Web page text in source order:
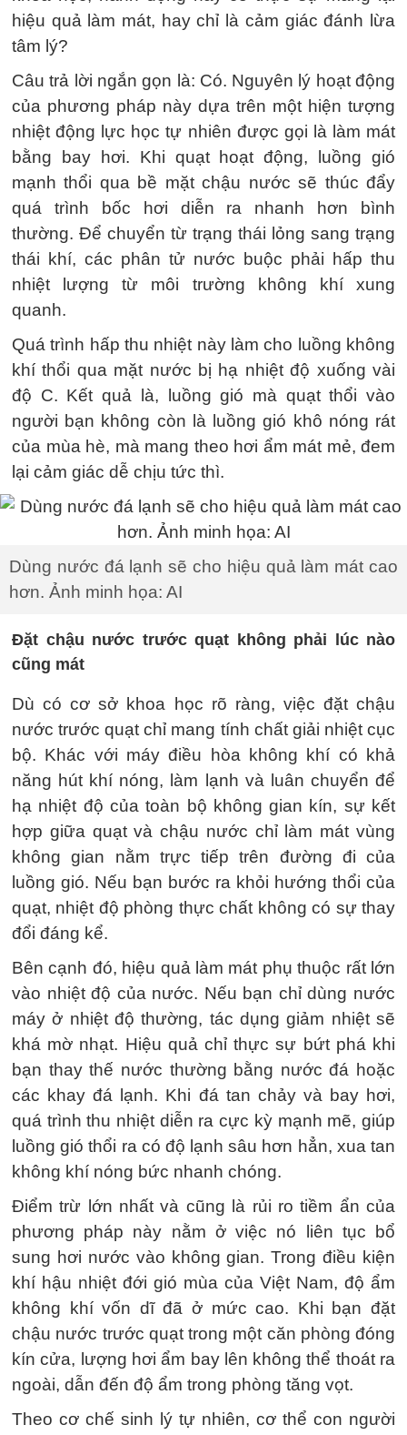
hiệu quả làm mát, hay chỉ là cảm giác đánh lừa
tâm lý?
Câu trả lời ngắn gọn là: Có. Nguyên lý hoạt động
của phương pháp này dựa trên một hiện tượng
nhiệt động lực học tự nhiên được gọi là làm mát
bằng bay hơi. Khi quạt hoạt động, luồng gió
mạnh thổi qua bề mặt chậu nước sẽ thúc đẩy
quá trình bốc hơi diễn ra nhanh hơn bình
thường. Để chuyển từ trạng thái lỏng sang trạng
thái khí, các phân tử nước buộc phải hấp thu
nhiệt lượng từ môi trường không khí xung
quanh.
Quá trình hấp thu nhiệt này làm cho luồng không
khí thổi qua mặt nước bị hạ nhiệt độ xuống vài
độ C. Kết quả là, luồng gió mà quạt thổi vào
người bạn không còn là luồng gió khô nóng rát
của mùa hè, mà mang theo hơi ẩm mát mẻ, đem
lại cảm giác dễ chịu tức thì.
Dùng nước đá lạnh sẽ cho hiệu quả làm mát cao
hơn. Ảnh minh họa: AI
Đặt chậu nước trước quạt không phải lúc nào
cũng mát
Dù có cơ sở khoa học rõ ràng, việc đặt chậu
nước trước quạt chỉ mang tính chất giải nhiệt cục
bộ. Khác với máy điều hòa không khí có khả
năng hút khí nóng, làm lạnh và luân chuyển để
hạ nhiệt độ của toàn bộ không gian kín, sự kết
hợp giữa quạt và chậu nước chỉ làm mát vùng
không gian nằm trực tiếp trên đường đi của
luồng gió. Nếu bạn bước ra khỏi hướng thổi của
quạt, nhiệt độ phòng thực chất không có sự thay
đổi đáng kể.
Bên cạnh đó, hiệu quả làm mát phụ thuộc rất lớn
vào nhiệt độ của nước. Nếu bạn chỉ dùng nước
máy ở nhiệt độ thường, tác dụng giảm nhiệt sẽ
khá mờ nhạt. Hiệu quả chỉ thực sự bứt phá khi
bạn thay thế nước thường bằng nước đá hoặc
các khay đá lạnh. Khi đá tan chảy và bay hơi,
quá trình thu nhiệt diễn ra cực kỳ mạnh mẽ, giúp
luồng gió thổi ra có độ lạnh sâu hơn hẳn, xua tan
không khí nóng bức nhanh chóng.
Điểm trừ lớn nhất và cũng là rủi ro tiềm ẩn của
phương pháp này nằm ở việc nó liên tục bổ
sung hơi nước vào không gian. Trong điều kiện
khí hậu nhiệt đới gió mùa của Việt Nam, độ ẩm
không khí vốn dĩ đã ở mức cao. Khi bạn đặt
chậu nước trước quạt trong một căn phòng đóng
kín cửa, lượng hơi ẩm bay lên không thể thoát ra
ngoài, dẫn đến độ ẩm trong phòng tăng vọt.
Theo cơ chế sinh lý tự nhiên, cơ thể con người